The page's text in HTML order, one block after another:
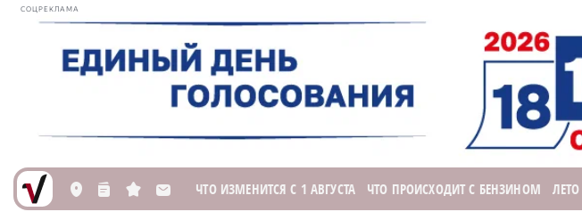
СОЦРЕКЛАМА
L n s M ЧТО ИЗМЕНИТСЯ С 1 АВГУСТА ЧТО ПРОИСХОДИТ С БЕНЗИНОМ